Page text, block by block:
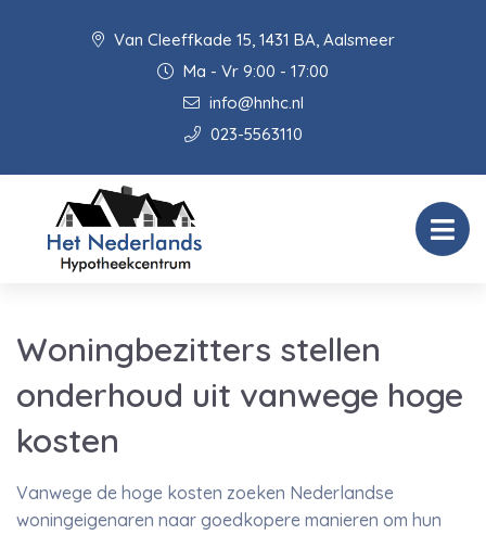
Van Cleeffkade 15, 1431 BA, Aalsmeer
Ma - Vr 9:00 - 17:00
info@hnhc.nl
023-5563110
Woningbezitters stellen
onderhoud uit vanwege hoge
kosten
Vanwege de hoge kosten zoeken Nederlandse
woningeigenaren naar goedkopere manieren om hun